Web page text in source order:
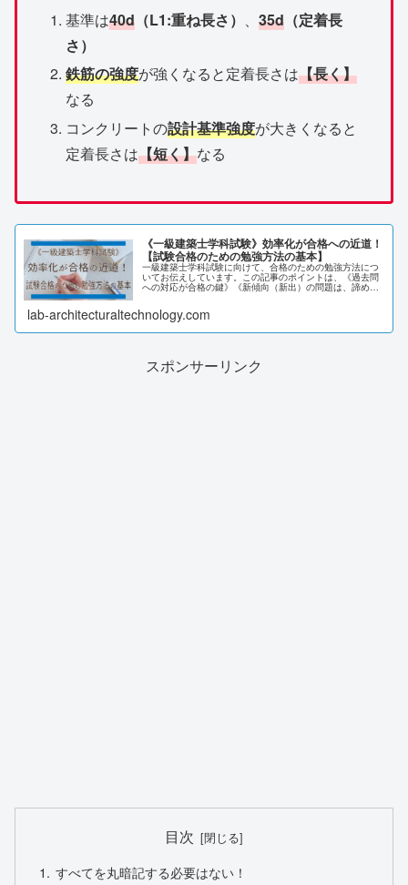
基準は40d （L1:重ね長さ） 、35d （定着長
さ）
鉄筋の強度が強くなると定着長さは【長く】
なる
コンクリートの設計基準強度が大きくなると
定着長さは【短く】なる
《一級建築士学科試験》効率化が合格への近道！
【試験合格のための勉強方法の基本】
一級建築士学科試験に向けて、合格のための勉強方法につ
いてお伝えしています。この記事のポイントは、《過去問
への対応が合格の鍵》《新傾向（新出）の問題は、諦める
勇気も必要》《各科目のポイントを押さえて効率化》の3
つです。繰り返しの学習が合格への近道です。
lab-architecturaltechnology.com
スポンサーリンク
目次
すべてを丸暗記する必要はない！